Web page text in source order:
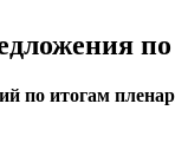
по итогам